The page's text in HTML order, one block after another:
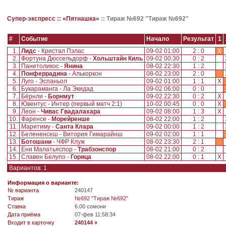
Супер-экспресс :: «Пятнашка» :: Тираж №692 "Тираж №692"
# Событие Начало Результат 1
1. Лидс - Кристал Пэлас 09-02 01:00 2 : 0
X
2. Фортуна Дюссельдорф - Хольштайн Киль 09-02 00:30 0 : 2
3.
Панетоликос - Янина 08-02 22:30 1 : 2
4.
Понферрадина - Алькоркон 08-02 23:00 2 : 0
5. Луго - Эспаньол 09-02 01:00 1 : 1
X
6.
Букараманга - Ла Экидад 09-02 06:00 0 : 0
7.
Бёрнли - Борнмут 09-02 22:30 0 : 2
X
8.
Ювентус - Интер (первый матч 2:1) 10-02 00:45 0 : 0
X
9. Леон - Чивас Гвадалахара 09-02 08:00 1 : 3
X
10. Фаренсе - Морейренше 08-02 22:00 1 : 2
11.
Маритиму - Санта Клара 09-02 00:00 1 : 2
12.
Белененсеш - Витория Гимарайнш 09-02 02:00 1 : 1
13.
Ботошани - ЧФР Клуж 08-02 23:30 2 : 1
14.
Ени Малатьяспор - Трабзонспор 08-02 21:00 0 : 2
15. Славен Белупо - Горица 08-02 22:00 0 : 1
X
Вариантов: 1
Информация о варианте:
№ варианта
240147
Tираж
№692 "Тираж №692"
Ставка
6.00 сомони
Дата приёма
07-фев 11:58:34
Входит в карточку
240144 »